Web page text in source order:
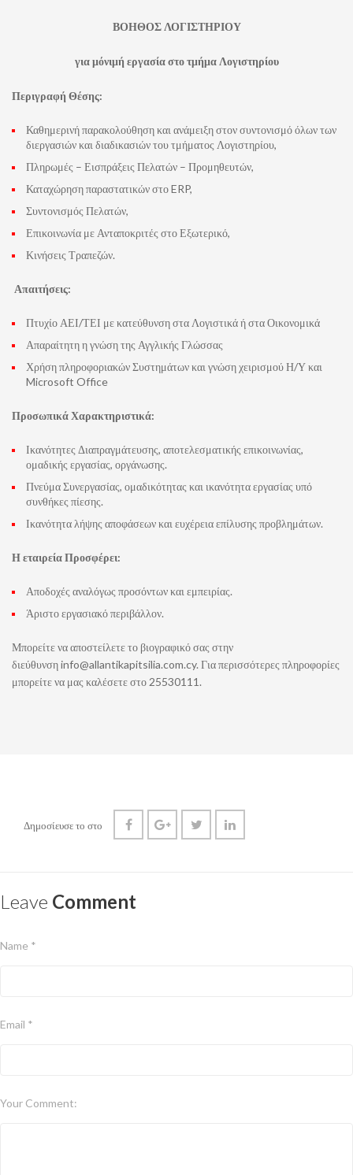
ΒΟΗΘΟΣ ΛΟΓΙΣΤΗΡΙΟΥ
για μόνιμή εργασία στο τμήμα Λογιστηρίου
Περιγραφή Θέσης:
Καθημερινή παρακολούθηση και ανάμειξη στον συντονισμό όλων των
διεργασιών και διαδικασιών του τμήματος Λογιστηρίου,
Πληρωμές – Εισπράξεις Πελατών – Προμηθευτών,
Καταχώρηση παραστατικών στο ERP,
Συντονισμός Πελατών,
Επικοινωνία με Ανταποκριτές στο Εξωτερικό,
Κινήσεις Τραπεζών.
Απαιτήσεις:
Πτυχίο ΑΕΙ/ΤΕΙ με κατεύθυνση στα Λογιστικά ή στα Οικονομικά
Απαραίτητη η γνώση της Αγγλικής Γλώσσας
Χρήση πληροφοριακών Συστημάτων και γνώση χειρισμού Η/Υ και
Microsoft Office
Προσωπικά Χαρακτηριστικά:
Ικανότητες Διαπραγμάτευσης, αποτελεσματικής επικοινωνίας,
ομαδικής εργασίας, οργάνωσης.
Πνεύμα Συνεργασίας, ομαδικότητας και ικανότητα εργασίας υπό
συνθήκες πίεσης.
Ικανότητα λήψης αποφάσεων και ευχέρεια επίλυσης προβλημάτων.
Η εταιρεία Προσφέρει:
Αποδοχές αναλόγως προσόντων και εμπειρίας.
Άριστο εργασιακό περιβάλλον.
Μπορείτε να αποστείλετε το βιογραφικό σας στην
διεύθυνσηinfo@allantikapitsilia.com.cy. Για περισσότερες πληροφορίες
μπορείτε να μας καλέσετε στο 25530111.
Δημοσίευσε το στο
Leave Comment
Name *
Email *
Your Comment: